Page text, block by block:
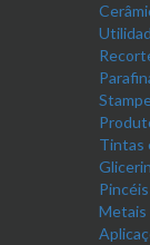
Tintas
Metais